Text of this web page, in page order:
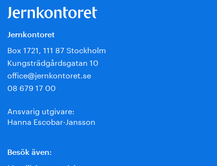
Jernkontoret
Box 1721, 111 87 Stockholm
Kungsträdgårdsgatan 10
office@jernkontoret.se
08 679 17 00
Ansvarig utgivare:
Hanna Escobar-Jansson
Besök även: